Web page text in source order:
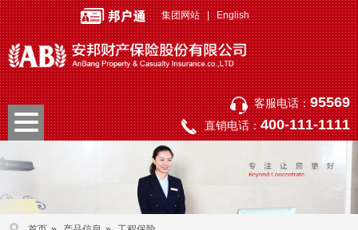
集团网站 English
客服电话：95569
直销电话：400-111-1111